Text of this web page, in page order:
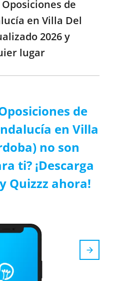
de
en Villa Del
2026 y
lugar
de
en Villa
no son
ti? ¡Descarga
Quizzz ahora!